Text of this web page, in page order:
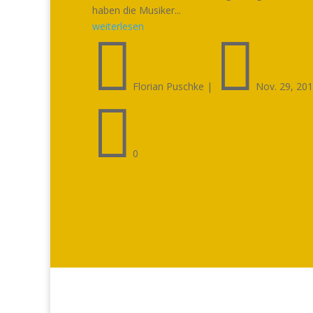
haben die Musiker...
weiterlesen
 Florian Puschke |  Nov. 29,
 0